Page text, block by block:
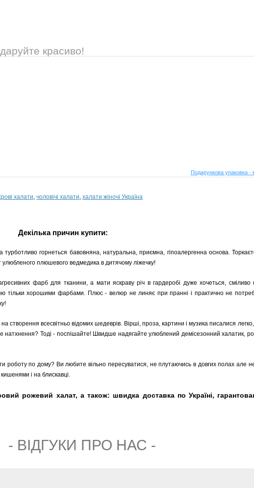
красиво!
Подарункова упаковка -
халати, чоловічі халати, халати жіночі Україна
Декілька причин купити:
турботливо горнеться бавовняна, натуральна, приємна, гіпоалергенна основа.
плюшевого ведмедика в дитячому ліжечку!
фарб для тканини, а мати яскраву річ в гардеробі дуже хочеться, сміливо
тільки хорошими фарбами. Плюс - велюр не линяє при пранні і практично не
створення всесвітньо відомих шедеврів. Вірші, проза, картини і музика писалися
Тоді - поспішайте! Швидше надягайте улюблений демісезонний халатик,
роботу по дому? Ви любите вільно пересуватися, не плутаючись в довгих полах але
і на блискавці.
рожевий халат, а також: швидка доставка по Україні,
- ВIДГУКИ ПРО НАС -